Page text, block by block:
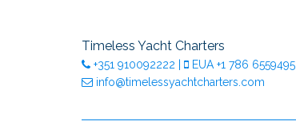
Timeless Yacht Charters
+351 910092222 EUA +1 786 6559495
info@timelessyachtcharters.com